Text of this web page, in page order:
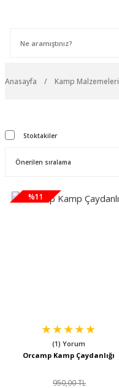
Anasayfa Kamp Malzemeleri
Stoktakiler
%11
(1) Yorum
Orcamp Kamp Çaydanlığı
950,00 TL